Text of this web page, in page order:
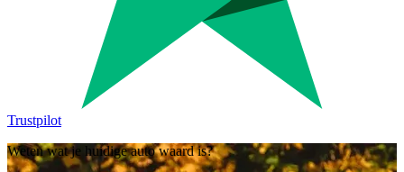
Trustpilot
Weten wat je huidige auto waard is?